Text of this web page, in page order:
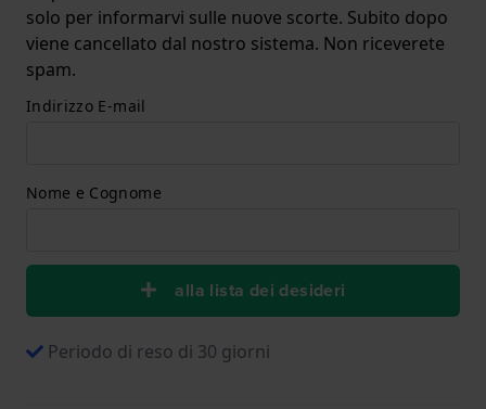
solo per informarvi sulle nuove scorte. Subito dopo
viene cancellato dal nostro sistema. Non riceverete
spam.
Indirizzo E-mail
Nome e Cognome
alla lista dei desideri
Periodo di reso di 30 giorni